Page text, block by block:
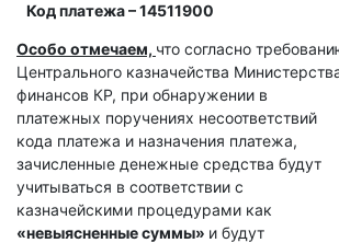
Код платежа – 14511900
Особо отмечаем, что согласно
Центрального казначейства
финансов КР, при обнаружении в
платежных поручениях несоответствий
кода платежа и назначения платежа,
зачисленные денежные средства будут
учитываться в соответствии с
казначейскими процедурами как
«невыясненные суммы» и будут